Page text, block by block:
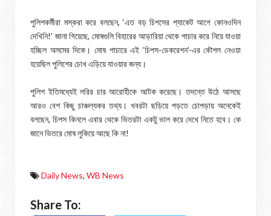
পুলিশকর্মীরা মস্করা করে বলছেন, ‘এত বড় চিপসের প্যাকেট আগে কোনওদিন
দেখিনি!’ জানা গিয়েছে, মোষগুলি বিহারের আড়ারিয়া থেকে পাচার করে নিয়ে যাওয়া
হচ্ছিল অসমের দিকে। মোষ পাচারে এই ‘চিপস-ডেকরেশন’-এর কৌশল নেওয়া
হয়েছিল পুলিশের চোখ এড়িয়ে যাওয়ার জন্য।
পুলিশ ইতিমধ্যেই লরির চার আরোহীকে আটক করেছে। তদন্তে উঠে আসছে
আরও বেশ কিছু চাঞ্চল্যকর তথ্য। খবরটা ছড়িয়ে পড়তে চোপড়ায় অনেকেই
বলছেন, চিপস কিনলে এবার থেকে ভিতরটা একটু ভাল করে দেখে নিতে হবে। কে
জানে ভিতরে মোষ লুকিয়ে আছে কি না!
Daily News, WB News
Share To: